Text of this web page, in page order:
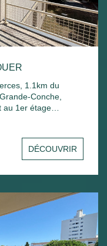
1.1km du
Conche,
au 1er étage
une salle de
DÉCOUVRIR